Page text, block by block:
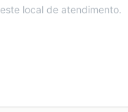
este local de atendimento.